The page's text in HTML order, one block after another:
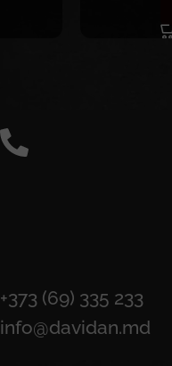
+373 (69) 335 233
info@davidan.md